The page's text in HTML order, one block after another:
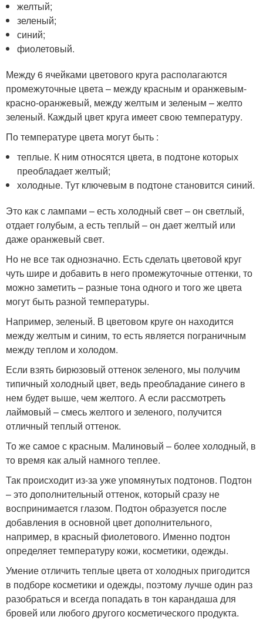
желтый;
зеленый;
синий;
фиолетовый.
Между 6 ячейками цветового круга располагаются
промежуточные цвета – между красным и оранжевым-
красно-оранжевый, между желтым и зеленым – желто
зеленый. Каждый цвет круга имеет свою температуру.
По температуре цвета могут быть :
теплые. К ним относятся цвета, в подтоне которых
преобладает желтый;
холодные. Тут ключевым в подтоне становится синий.
Это как с лампами – есть холодный свет – он светлый,
отдает голубым, а есть теплый – он дает желтый или
даже оранжевый свет.
Но не все так однозначно. Есть сделать цветовой круг
чуть шире и добавить в него промежуточные оттенки, то
можно заметить – разные тона одного и того же цвета
могут быть разной температуры.
Например, зеленый. В цветовом круге он находится
между желтым и синим, то есть является пограничным
между теплом и холодом.
Если взять бирюзовый оттенок зеленого, мы получим
типичный холодный цвет, ведь преобладание синего в
нем будет выше, чем желтого. А если рассмотреть
лаймовый – смесь желтого и зеленого, получится
отличный теплый оттенок.
То же самое с красным. Малиновый – более холодный, в
то время как алый намного теплее.
Так происходит из-за уже упомянутых подтонов. Подтон
– это дополнительный оттенок, который сразу не
воспринимается глазом. Подтон образуется после
добавления в основной цвет дополнительного,
например, в красный фиолетового. Именно подтон
определяет температуру кожи, косметики, одежды.
Умение отличить теплые цвета от холодных пригодится
в подборе косметики и одежды, поэтому лучше один раз
разобраться и всегда попадать в тон карандаша для
бровей или любого другого косметического продукта.